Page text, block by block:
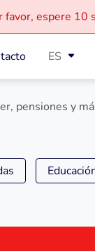
favor, espere 10
ES
pensiones y